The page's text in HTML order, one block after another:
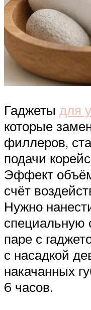
Гаджеты для
которые
филлеров,
подачи
Эффект
счёт
Нужно
специальную
паре с
с насадкой
накачанных
6 часов.